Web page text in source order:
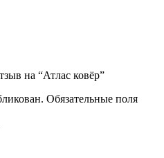
на “Атлас ковёр”
Обязательные поля